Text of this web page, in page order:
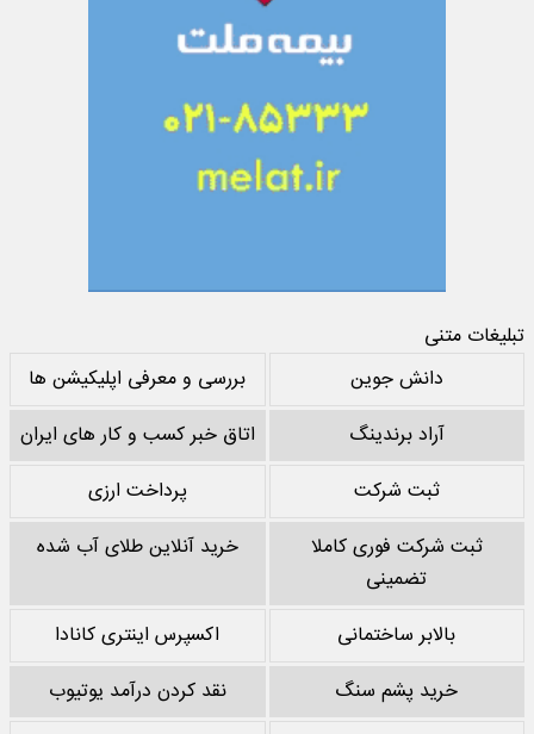
تبلیغات متنی
دانش جوین
بررسی و معرفی اپلیکیشن ها
آراد برندینگ
اتاق خبر کسب و کار های ایران
ثبت شرکت
پرداخت ارزی
ثبت شرکت فوری کاملا
تضمینی
خرید آنلاین طلای آب شده
بالابر ساختمانی
اکسپرس اینتری کانادا
خرید پشم سنگ
نقد کردن درآمد یوتیوب